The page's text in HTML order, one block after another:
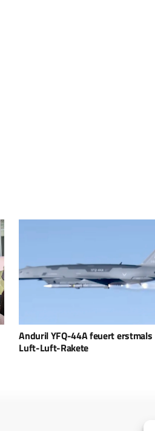
Anduril YFQ-44A feuert erstmals
Luft-Luft-Rakete